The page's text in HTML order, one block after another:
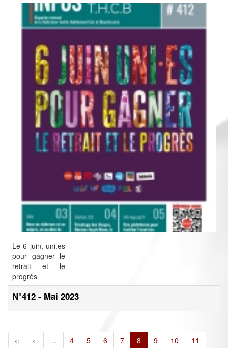
Le 6 juin, uni.es
pour gagner le
retrait et le
progrès
N°412 - Mai 2023
‹‹ ‹ … 4 5 6 7 8 9 10 11